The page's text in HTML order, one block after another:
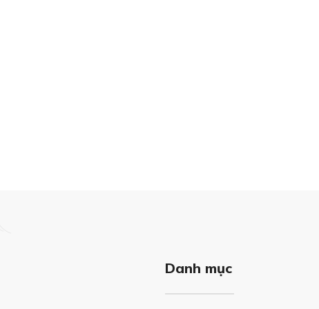
Danh mục